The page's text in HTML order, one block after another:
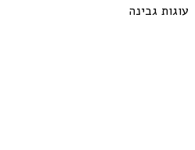
עוגות גבינה